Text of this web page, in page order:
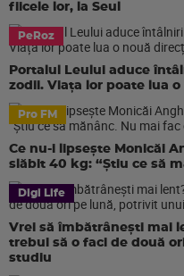
fiicele lor, la Seul
PeRoz
Portalul Leului aduce
zodii. Viața lor poate lua
Pro FM
Ce nu-i lipsește Monicăi
slăbit 40 kg: “Știu ce să
Digi Life
Vrei să îmbătrânești mai
trebui să o faci de două
studiu